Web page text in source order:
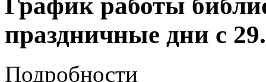
График работы
праздничные дни с
Подробности